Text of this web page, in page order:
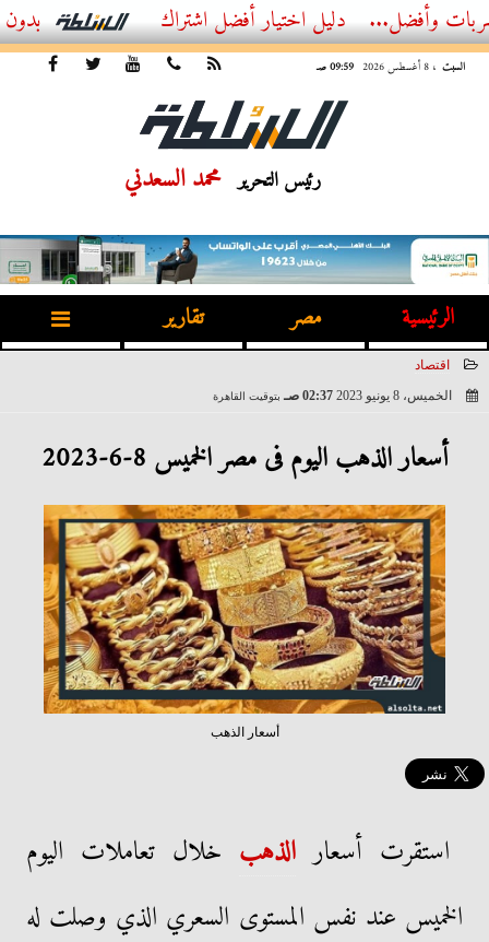
أفضل اشتراك IPTV بدون تقطيع 2026 – دليل المشاهد العصري
السبت ، 8 أغسطس 2026 09:59 صـ
رئيس التحرير محمد السعدني
الرئيسية مصر تقارير
اقتصاد
الخميس، 8 يونيو 2023
02:37 صـ بتوقيت القاهرة
أسعار الذهب اليوم فى مصر الخميس 8-6-2023
أسعار الذهب
استقرت أسعار الذهب خلال تعاملات اليوم
الخميس عند نفس المستوى السعري الذي وصلت له